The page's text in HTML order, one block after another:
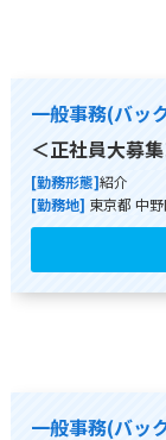
一般事務(バッ
＜正社員大募
[勤務形態]紹介
[勤務地] 東京都 中
一般事務(バッ